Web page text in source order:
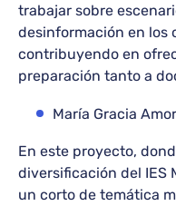
trabajar sobre
desinformación en los
contribuyendo en
preparación tanto a
María Gracia
En este proyecto,
diversificación del IES
un corto de temática